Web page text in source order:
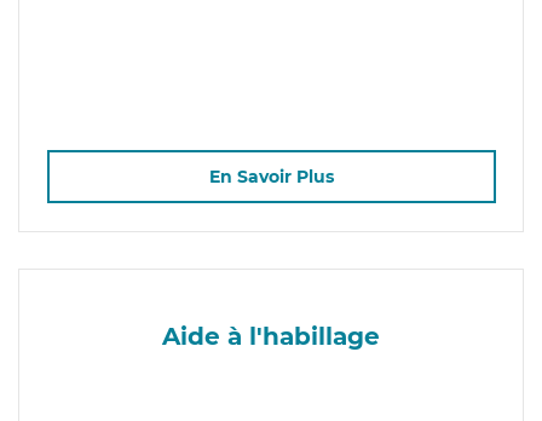
En Savoir Plus
Aide à l'habillage